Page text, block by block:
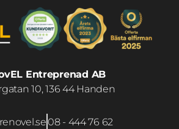
Entreprenad AB
10, 136 44 Handen
08 - 444 76 62